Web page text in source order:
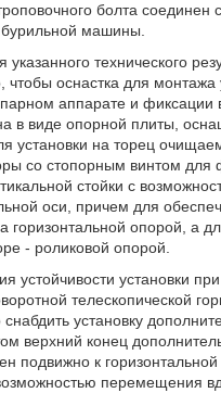
болта соединен
бурильной машины.
технического
чтобы оснастка для монтажа
аппарате и фиксации
в виде опорной плиты,
установки на торец
со стопорным винтом для
стойки с
оси, причем для
горизонтальной опорой, а
- роликовой опорой.
устойчивости установки
телескопической
установку
верхний конец
подвижно к
перемещения